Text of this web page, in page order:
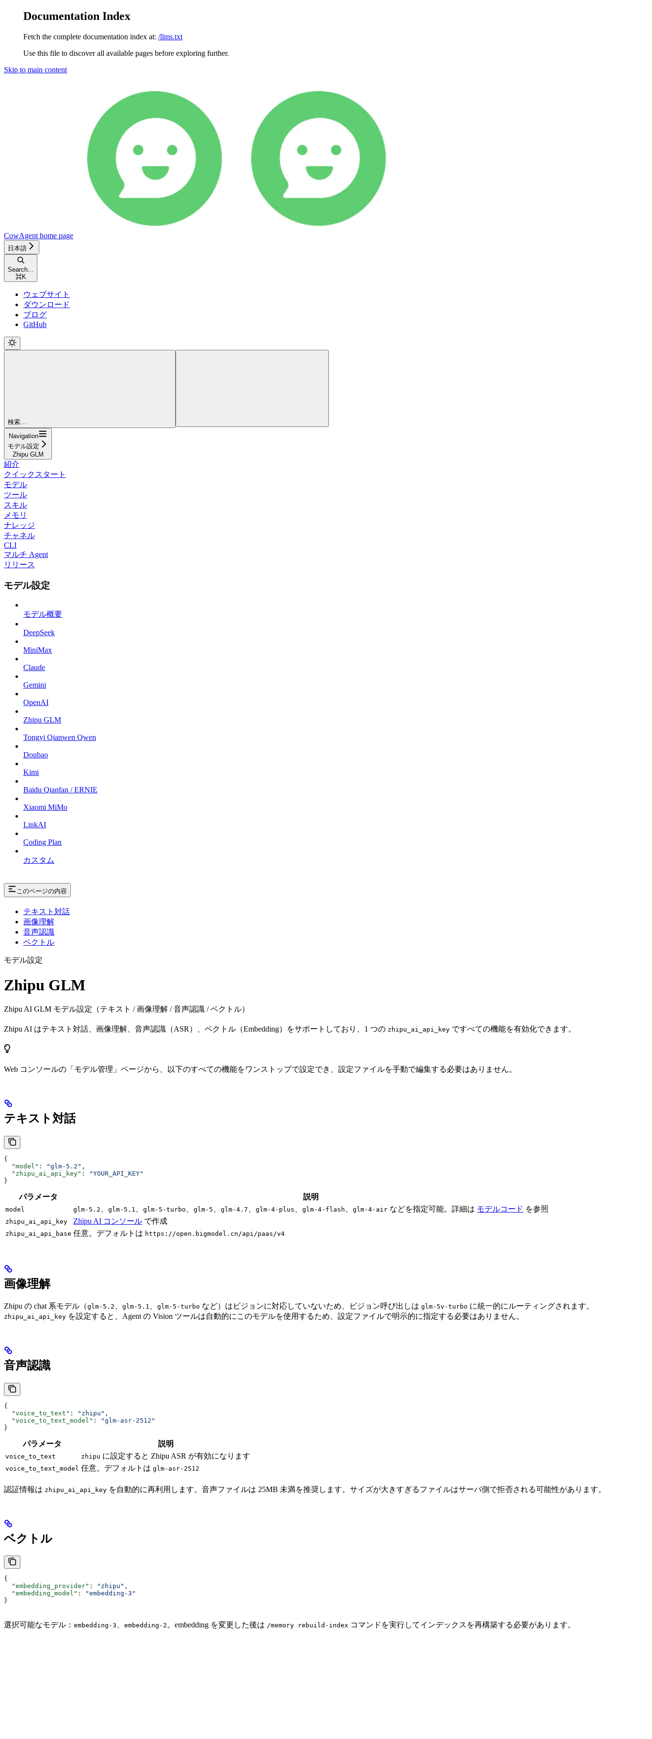
Documentation Index
Fetch the complete documentation index at: /llms.txt
Use this file to discover all available pages before exploring further.
Skip to main content
CowAgent home page
日本語
Search...
⌘K
ウェブサイト
ダウンロード
ブログ
GitHub
検索...
Navigation
モデル設定
Zhipu GLM
紹介
クイックスタート
モデル
ツール
スキル
メモリ
ナレッジ
チャネル
CLI
マルチ Agent
リリース
モデル設定
モデル概要
DeepSeek
MiniMax
Claude
Gemini
OpenAI
Zhipu GLM
Tongyi Qianwen Qwen
Doubao
Kimi
Baidu Qianfan / ERNIE
Xiaomi MiMo
LinkAI
Coding Plan
カスタム
このページの内容
テキスト対話
画像理解
音声認識
ベクトル
モデル設定
Zhipu GLM
Zhipu AI GLM モデル設定（テキスト / 画像理解 / 音声認識 / ベクトル）
Zhipu AI はテキスト対話、画像理解、音声認識（ASR）、ベクトル（Embedding）をサポートしており、1 つの zhipu_ai_api_key ですべての機能を有効化できます。
Web コンソールの「モデル管理」ページから、以下のすべての機能をワンストップで設定でき、設定ファイルを手動で編集する必要はありません。
テキスト対話
{
  "model"
: "glm-5.2" ,
  "zhipu_ai_api_key"
:
"YOUR_API_KEY"
}
パラメータ 説明
model glm-5.2 glm-5.1 glm-5-turbo glm-5 glm-4.7 glm-4-plus glm-4-flash glm-4-air などを指定可能。詳細は モデルコード を参照
zhipu_ai_api_key Zhipu AI コンソール で作成
zhipu_ai_api_base 任意。デフォルトは https://open.bigmodel.cn/api/paas/v4
画像理解
Zhipu の chat 系モデル（glm-5.2 glm-5.1 glm-5-turbo など）はビジョンに対応していないため、ビジョン呼び出しは glm-5v-turbo に統一的にルーティングされます。
zhipu_ai_api_key を設定すると、Agent の Vision ツールは自動的にこのモデルを使用するため、設定ファイルで明示的に指定する必要はありません。
音声認識
{
  "voice_to_text"
: "zhipu" ,
  "voice_to_text_model"
:
"glm-asr-2512"
}
パラメータ 説明
voice_to_text zhipu に設定すると Zhipu ASR が有効になります
voice_to_text_model 任意。デフォルトは glm-asr-2512
認証情報は zhipu_ai_api_key を自動的に再利用します。音声ファイルは 25MB 未満を推奨します。サイズが大きすぎるファイルはサーバ側で拒否される可能性があります。
ベクトル
{
  "embedding_provider"
: "zhipu" ,
  "embedding_model"
:
"embedding-3"
}
選択可能なモデル： embedding-3 、 embedding-2。embedding を変更した後は /memory rebuild-index コマンドを実行してインデックスを再構築する必要があります。